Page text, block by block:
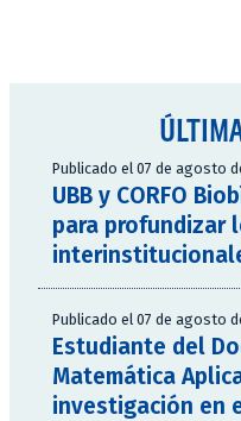
Publicado el 07 de agosto
UBB y CORFO
para profundizar
Publicado el 07 de agosto
Estudiante del
Matemática
investigación en